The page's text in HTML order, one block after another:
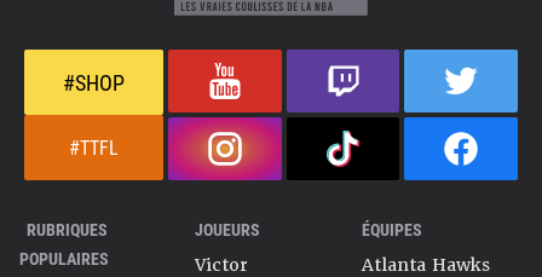
#SHOP
#TTFL
RUBRIQUES
POPULAIRES
JOUEURS
Victor
ÉQUIPES
Atlanta Hawks